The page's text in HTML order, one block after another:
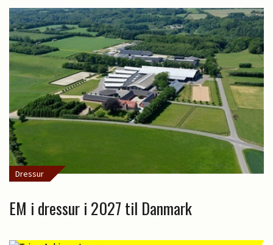
Dressur
EM i dressur i 2027 til Danmark